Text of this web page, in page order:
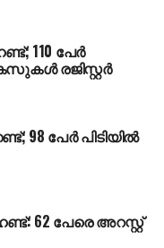
വിഭാഗം
സെല്ലും
110 പേര്‍
രജിസ്റ്റര്‍
98 പേര്‍ പിടിയില്‍
62 പേരെ അറസ്റ്റ്